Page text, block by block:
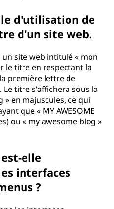
d'utilisation de
d'un site web.
site web intitulé « mon
le titre en respectant la
première lettre de
titre s'affichera sous la
» en majuscules, ce qui
que « MY AWESOME
ou « my awesome blog »
elle
interfaces
?